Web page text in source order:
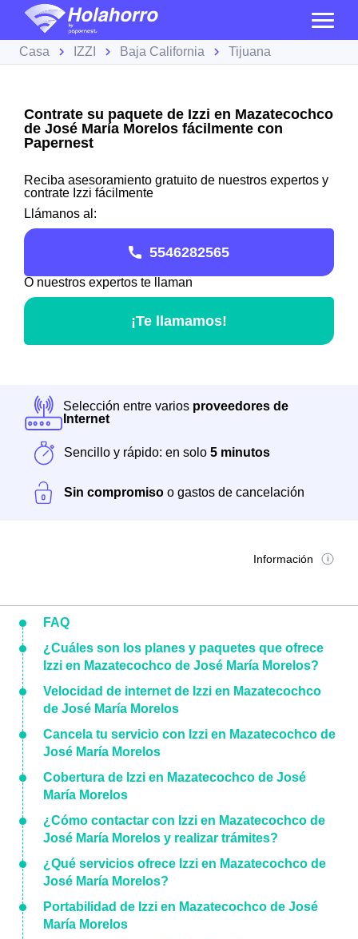
Casa IZZI Baja California Tijuana
Contrate su paquete de Izzi en Mazatecochco
de José María Morelos fácilmente con
Papernest
Reciba asesoramiento gratuito de nuestros expertos y
contrate Izzi fácilmente
Llámanos al:
5546282565
O nuestros expertos te llaman
¡Te llamamos!
Selección entre varios proveedores de
Internet
Sencillo y rápido: en solo 5 minutos
Sin compromiso o gastos de cancelación
Información
FAQ
¿Cuáles son los planes y paquetes que ofrece
Izzi en Mazatecochco de José María Morelos?
Velocidad de internet de Izzi en Mazatecochco
de José María Morelos
Cancela tu servicio con Izzi en Mazatecochco de
José María Morelos
Cobertura de Izzi en Mazatecochco de José
María Morelos
¿Cómo contactar con Izzi en Mazatecochco de
José María Morelos y realizar trámites?
¿Qué servicios ofrece Izzi en Mazatecochco de
José María Morelos?
Portabilidad de Izzi en Mazatecochco de José
María Morelos